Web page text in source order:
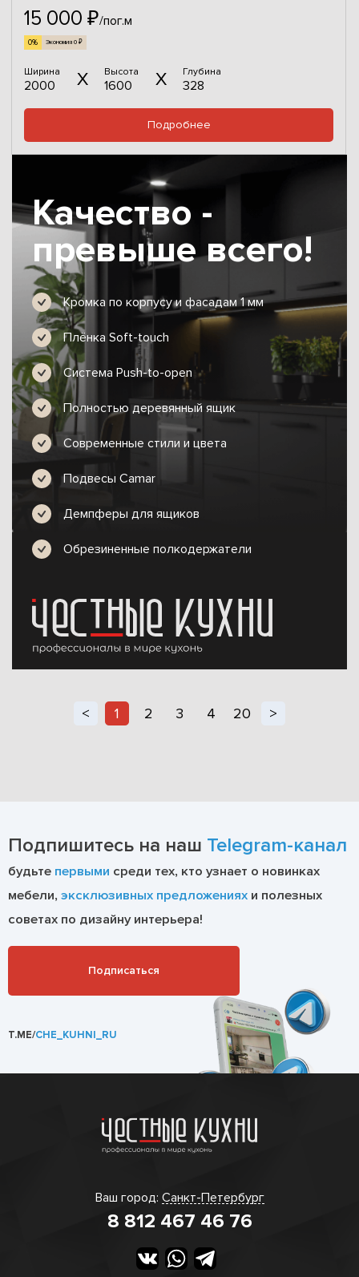
15 000 ₽/пог.м
0% Экономия 0 ₽
Ширина
2000
Высота
1600
Глубина
328
Подробнее
Качество -
превыше всего!
Кромка по корпусу и фасадам 1 мм
Плёнка Soft-touch
Система Push-to-open
Полностью деревянный ящик
Современные стили и цвета
Подвесы Camar
Демпферы для ящиков
Обрезиненные полкодержатели
< 1 2 3 4 20 >
Подпишитесь на наш Telegram-канал
будьте первыми среди тех, кто узнает о новинках
мебели, эксклюзивных предложениях и полезных
советах по дизайну интерьера!
Подписаться
T.ME/CHE_KUHNI_RU
Ваш город: Санкт-Петербург
8 812 467 46 76